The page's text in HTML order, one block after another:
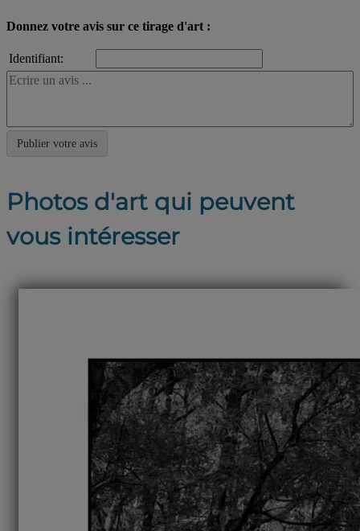
Donnez votre avis sur ce tirage d'art :
Identifiant:
Photos d'art qui peuvent
vous intéresser